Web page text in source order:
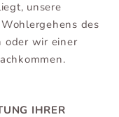
unsere
des
oder wir einer
IHRER